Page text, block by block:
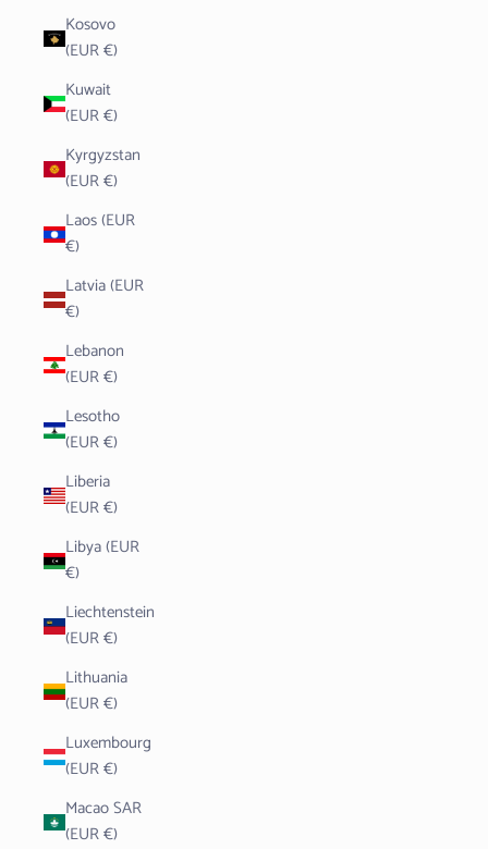
Kosovo
(EUR €)
Kuwait
(EUR €)
Kyrgyzstan
(EUR €)
Laos (EUR
€)
Latvia (EUR
€)
Lebanon
(EUR €)
Lesotho
(EUR €)
Liberia
(EUR €)
Libya (EUR
€)
Liechtenstein
(EUR €)
Lithuania
(EUR €)
Luxembourg
(EUR €)
Macao SAR
(EUR €)